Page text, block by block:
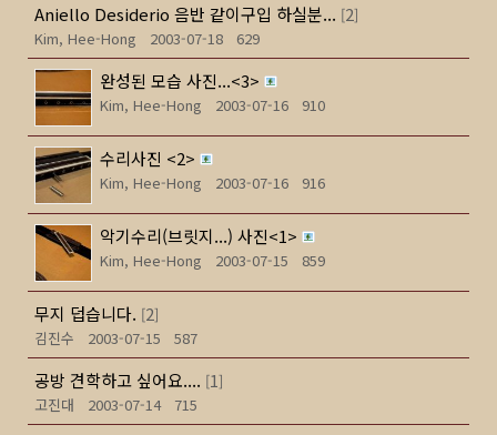
Aniello Desiderio 음반 같이구입 하실분... [2]
Kim, Hee-Hong
2003-07-18 629
완성된 모습 사진...<3>
Kim, Hee-Hong 2003-07-16 910
수리사진 <2>
Kim, Hee-Hong 2003-07-16 916
악기수리(브릿지...) 사진<1>
Kim, Hee-Hong 2003-07-15 859
무지 덥습니다. [2]
김진수
2003-07-15 587
공방 견학하고 싶어요.... [1]
고진대
2003-07-14 715